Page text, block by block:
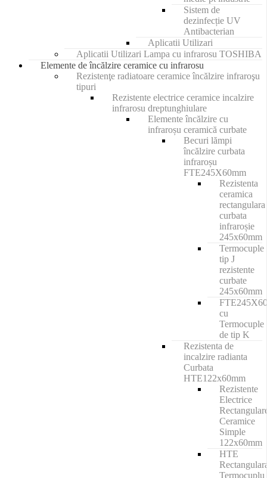
Sistem de
dezinfecție UV
Antibacterian
Aplicatii Utilizari
Aplicatii Utilizari Lampa cu infrarosu TOSHIBA
Elemente de încălzire ceramice cu infrarosu
Rezistenţe radiatoare ceramice încălzire infraroşu
tipuri
Rezistente electrice ceramice incalzire
infrarosu dreptunghiulare
Elemente încălzire cu
infraroșu ceramică curbate
Becuri lămpi
încălzire curbata
infraroșu
FTE245X60mm
Rezistenta
ceramica
rectangulara
curbata
infraroșie
245x60mm
Termocuple
tip J
rezistente
curbate
245x60mm
cu
Termocuple
de tip K
Rezistenta de
incalzire radianta
Curbata
HTE122x60mm
Rezistente
Electrice
Ceramice
Simple
122x60mm
HTE
Termocuplu